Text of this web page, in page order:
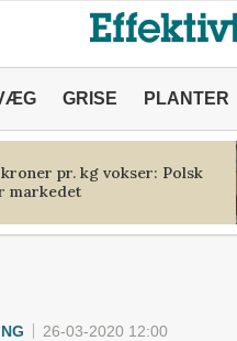
GRISE PLANTER
pr. kg vokser: Polsk
markedet
26-03-2020 12:00